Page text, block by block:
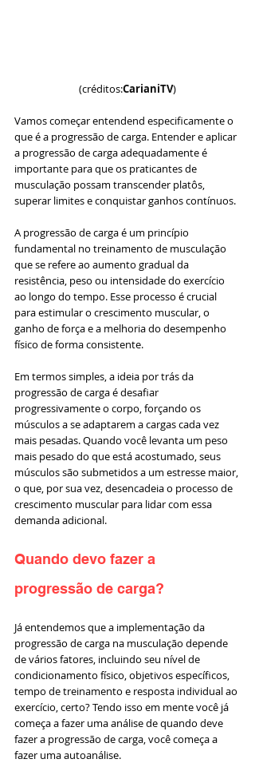
(créditos:CarianiTV)
Vamos começar entendend especificamente o
que é a progressão de carga. Entender e aplicar
a progressão de carga adequadamente é
importante para que os praticantes de
musculação possam transcender platôs,
superar limites e conquistar ganhos contínuos.
A progressão de carga é um princípio
fundamental no treinamento de musculação
que se refere ao aumento gradual da
resistência, peso ou intensidade do exercício
ao longo do tempo. Esse processo é crucial
para estimular o crescimento muscular, o
ganho de força e a melhoria do desempenho
físico de forma consistente.
Em termos simples, a ideia por trás da
progressão de carga é desafiar
progressivamente o corpo, forçando os
músculos a se adaptarem a cargas cada vez
mais pesadas. Quando você levanta um peso
mais pesado do que está acostumado, seus
músculos são submetidos a um estresse maior,
o que, por sua vez, desencadeia o processo de
crescimento muscular para lidar com essa
demanda adicional.
Quando devo fazer a
progressão de carga?
Já entendemos que a implementação da
progressão de carga na musculação depende
de vários fatores, incluindo seu nível de
condicionamento físico, objetivos específicos,
tempo de treinamento e resposta individual ao
exercício, certo? Tendo isso em mente você já
começa a fazer uma análise de quando deve
fazer a progressão de carga, você começa a
fazer uma autoanálise.